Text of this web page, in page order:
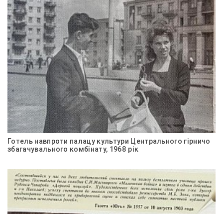
Готель навпроти палацу культури Центрального гірничо
збагачувального комбінату, 1968 рік